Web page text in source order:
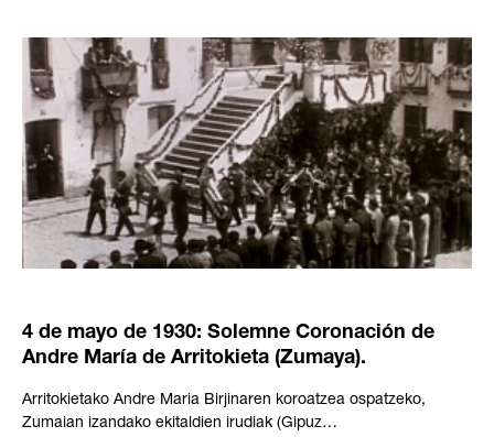
4 de mayo de 1930: Solemne Coronación de
Andre María de Arritokieta (Zumaya).
Arritokietako Andre Maria Birjinaren koroatzea ospatzeko,
Zumaian izandako ekitaldien irudiak (Gipuz…